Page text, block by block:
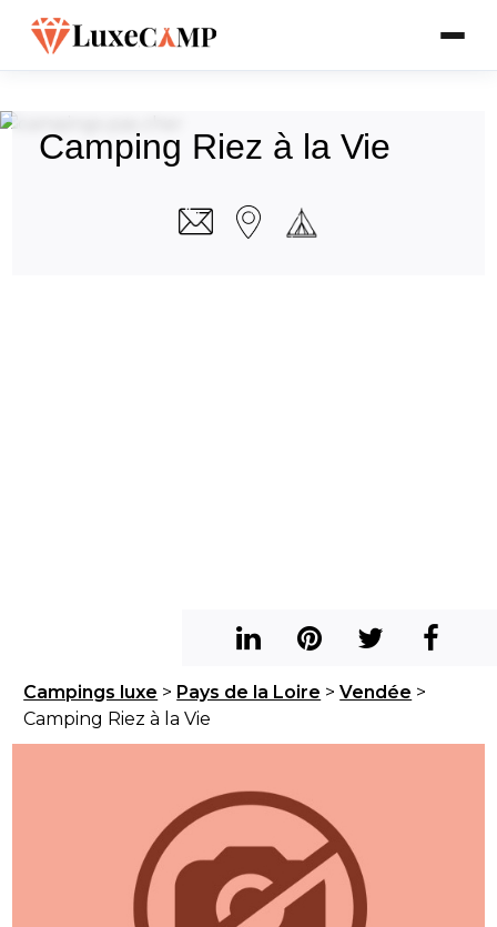
Camping Riez à la Vie
Campings luxe > Pays de la Loire >Vendée >
Camping Riez à la Vie